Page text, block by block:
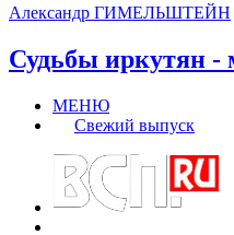
Александр ГИМЕЛЬШТЕЙН
Судьбы иркутян -
МЕНЮ
Свежий выпуск